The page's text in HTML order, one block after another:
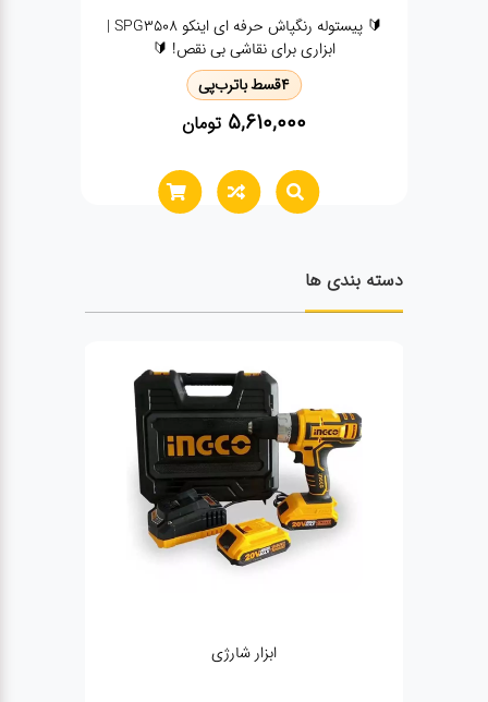
🔰 پیستوله رنگپاش حرفه ای اینکو SPG3508 |
ابزاری برای نقاشی بی نقص! 🔰
ترب‌پی
تومان
دسته بندی ها
ابزار شارژی